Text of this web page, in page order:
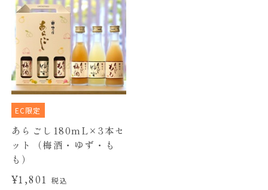
EC限定
あらごし180mL×3本セ
ット（梅酒・ゆず・も
も）
¥1,801税込